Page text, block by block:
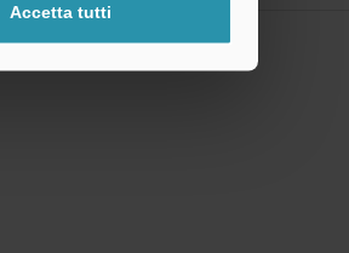
Accetta tutti